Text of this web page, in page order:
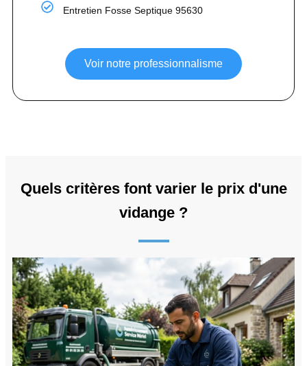
Entretien Fosse Septique 95630
Voir notre professionnalisme
Quels critères font varier le prix d'une
vidange ?